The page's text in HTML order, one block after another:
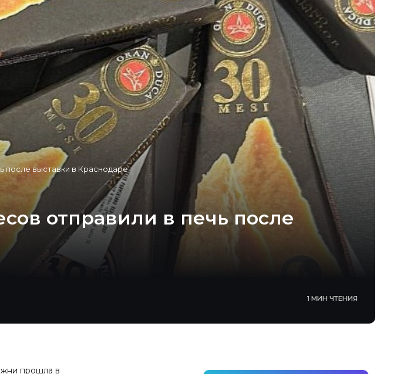
после выставки в Краснодаре
отправили в печь после
1 МИН ЧТЕНИЯ
прошла в